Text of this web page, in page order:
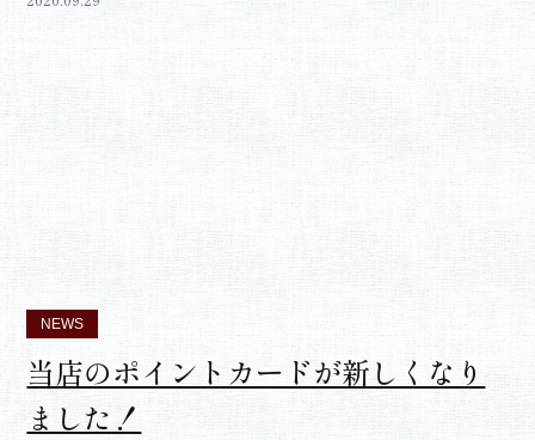
NEWS
当店のポイントカードが新しくなり
ました！